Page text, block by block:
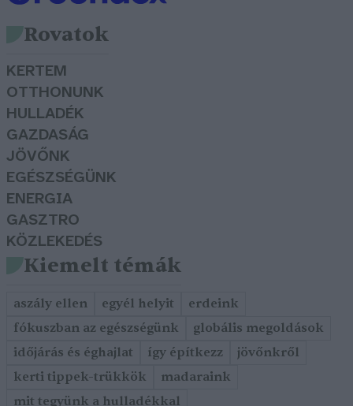
Rovatok
KERTEM
OTTHONUNK
HULLADÉK
GAZDASÁG
JÖVŐNK
EGÉSZSÉGÜNK
ENERGIA
GASZTRO
KÖZLEKEDÉS
Kiemelt témák
aszály ellen egyél helyit
erdeink
fókuszban az egészségünk
globális megoldások
időjárás és éghajlat
így építkezz
jövőnkről
kerti tippek-trükkök
madaraink
mit tegyünk a hulladékkal